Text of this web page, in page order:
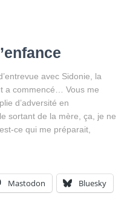
avec Sidonie, la
a commencé… Vous me
d’adversité en
sortant de la mère, ça, je ne
ce qui me préparait,
Mastodon Bluesky